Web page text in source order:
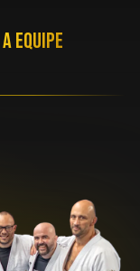
A EQUIPE